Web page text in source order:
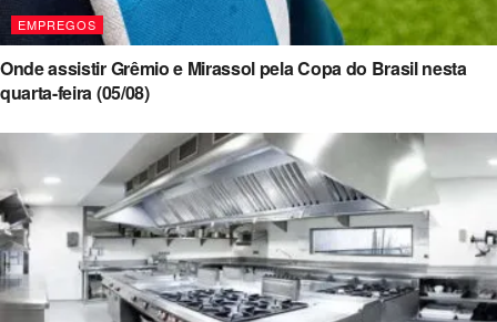
EMPREGOS
Onde assistir Grêmio e Mirassol pela Copa do Brasil nesta
quarta-feira (05/08)